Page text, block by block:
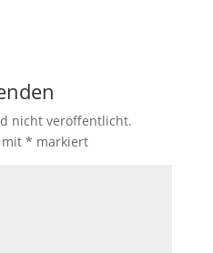
nicht veröffentlicht.
mit * markiert